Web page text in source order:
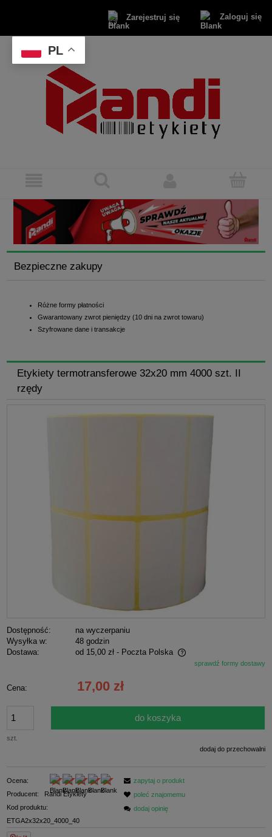
Zarejestruj się Zaloguj się
Bezpieczne zakupy
Różne formy płatności
Gwarantowany zwrot pieniędzy (10 dni na zwrot towaru)
Szyfrowane dane i transakcje
Etykiety termotransferowe 32x20 mm 4000 szt. II
rzędy
Dostępność:
na wyczerpaniu
Wysyłka w:
48 godzin
Dostawa:
od 15,00 zł - Poczta Polska
Cena nie zawiera ewentualnych kosztów płatnościsprawdź formy dostawy
Cena: 17,00 zł
szt.
do koszyka
dodaj do przechowalni
Ocena:
Producent:
Randi Etykiety
Kod produktu:
ETGA2x32x20_4000_40
zapytaj o produkt
poleć znajomemu
dodaj opinię
PL